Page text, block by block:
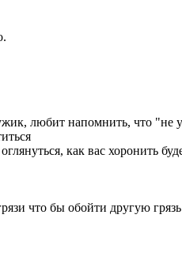
любит напомнить, что "не
как вас хоронить
что бы обойти другую грязь